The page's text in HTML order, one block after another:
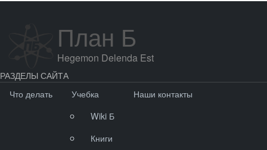
План Б
Hegemon Delenda Est
РАЗДЕЛЫ САЙТА
Что делать
Учебка
Wiki Б
Книги
Наши контакты